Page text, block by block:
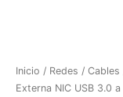
Inicio / Redes / Cables
Externa NIC USB 3.0